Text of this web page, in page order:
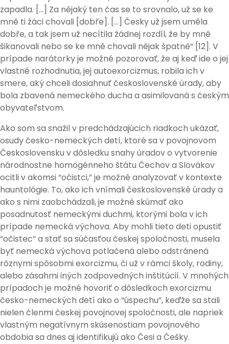
zapadla. […] Za nějaký ten čas se to srovnalo, už se ke
mně ti žáci chovali [dobře]. […] Česky už jsem uměla
dobře, a tak jsem už necítila žádnej rozdíl, že by mně
šikanovali nebo se ke mně chovali nějak špatně“ [12]. V
prípade narátorky je možné pozorovať, že aj keď ide o jej
vlastné rozhodnutia, jej autoexorcizmus, robila ich v
smere, aký chceli dosiahnuť československé úrady, aby
bola zbavená nemeckého ducha a asimilovaná s českým
obyvateľstvom.
Ako som sa snažil v predchádzajúcich riadkoch ukázať,
osudy česko-nemeckých detí, ktoré sa v povojnovom
Československu v dôsledku snahy úradov o vytvorenie
národnostne homogénneho štátu Čechov a Slovákov
ocitli v akomsi “očistci,” je možné analyzovať v kontexte
hauntológie. To, ako ich vnímali československé úrady a
ako s nimi zaobchádzali, je možné skúmať ako
posadnutosť nemeckými duchmi, ktorými bola v ich
prípade nemecká výchova. Aby mohli tieto deti opustiť
“očistec” a stať sa súčasťou českej spoločnosti, musela
byť nemecká výchova potlačená alebo odstránená
rôznymi spôsobmi exorcizmu, či už v rámci školy, rodiny,
alebo zásahmi iných zodpovedných inštitúcií. V mnohých
prípadoch je možné hovoriť o dôsledkoch exorcizmu
česko-nemeckých detí ako o “úspechu”, keďže sa stali
nielen členmi českej povojnovej spoločnosti, ale napriek
vlastným negatívnym skúsenostiam povojnového
obdobia sa dnes aj identifikujú ako Česi a Češky.